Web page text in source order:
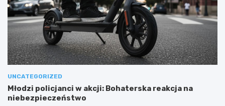
UNCATEGORIZED
Młodzi policjanci w akcji: Bohaterska reakcja na
niebezpieczeństwo